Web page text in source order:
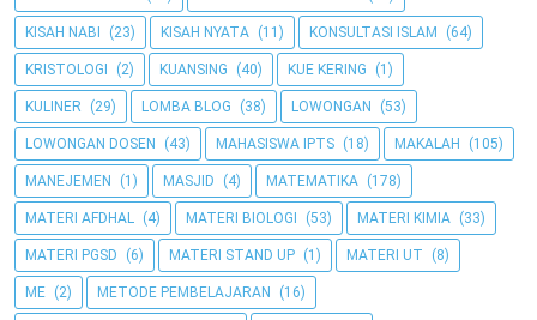
KISAH NABI (23) KISAH NYATA (11) KONSULTASI ISLAM (64)
KRISTOLOGI (2) KUANSING (40) KUE KERING (1)
KULINER (29) LOMBA BLOG (38) LOWONGAN (53)
LOWONGAN DOSEN (43) MAHASISWA IPTS (18) MAKALAH (105)
MANEJEMEN (1) MASJID (4) MATEMATIKA (178)
MATERI AFDHAL (4) MATERI BIOLOGI (53) MATERI KIMIA (33)
MATERI PGSD (6) MATERI STAND UP (1) MATERI UT (8)
ME (2) METODE PEMBELAJARAN (16)